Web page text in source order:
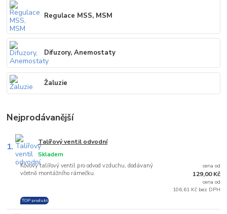
Regulace MSS, MSM
Difuzory, Anemostaty
Žaluzie
Nejprodávanější
1. Talířový ventil odvodní
Kovový talířový ventil pro odvod vzduchu, dodávaný
včetně montážního rámečku.
Skladem
TOP produkt
cena od
129,00 Kč
cena od
106,61 Kč bez DPH